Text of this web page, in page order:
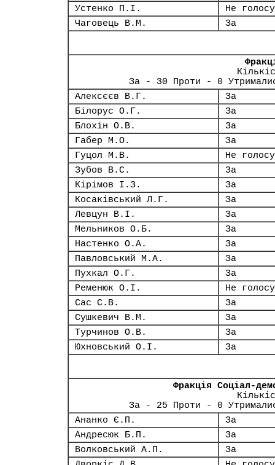
Устенко П.І.
Не
Чаговець В.М.
За
За - 30 Проти - 0
Алексєєв В.Г.
За
Білорус О.Г.
За
Блохін О.В.
За
Габер М.О.
За
Гуцол М.В.
Не
Зубов В.С.
За
Кірімов І.З.
За
Косаківський Л.Г.
За
Левцун В.І.
За
Мельников О.Б.
За
Настенко О.А.
За
Павловський М.А.
За
Пухкал О.Г.
За
Ременюк О.І.
Не
Сас С.В.
За
Сушкевич В.М.
За
Турчинов О.В.
За
Юхновський О.І.
За
Фракція Соціал-
За - 25 Проти - 0
Ананко Є.П.
За
Андресюк Б.П.
За
Волковський А.П.
За